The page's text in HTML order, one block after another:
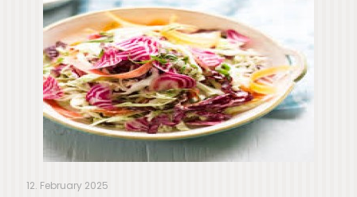
12. February 2025